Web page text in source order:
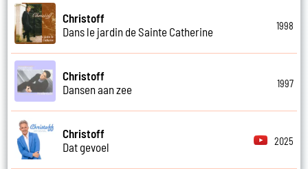
Christoff
Dans le jardin de Sainte Catherine
1998
Christoff
Dansen aan zee
1997
Christoff
Dat gevoel
2025